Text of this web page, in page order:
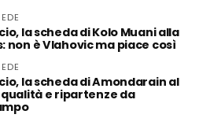
la scheda di Kolo Muani alla
non è Vlahovic ma piace così
la scheda di Amondarain al
qualità e ripartenze da